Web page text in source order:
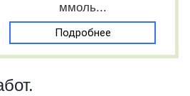
ммоль...
Подробнее